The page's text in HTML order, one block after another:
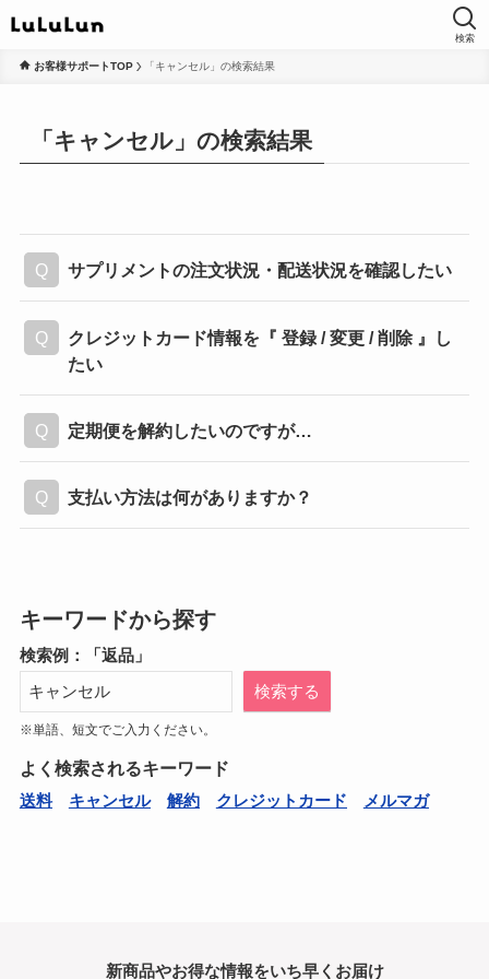
検索
お客様サポートTOP 「キャンセル」の検索結果
「キャンセル」の検索結果
サプリメントの注文状況・配送状況を確認したい
クレジットカード情報を『 登録 / 変更 / 削除 』し
たい
定期便を解約したいのですが…
支払い方法は何がありますか？
キーワードから探す
検索例：「返品」
検索する
※単語、短文でご入力ください。
よく検索されるキーワード
送料 キャンセル 解約 クレジットカード メルマガ
新商品やお得な情報をいち早くお届け